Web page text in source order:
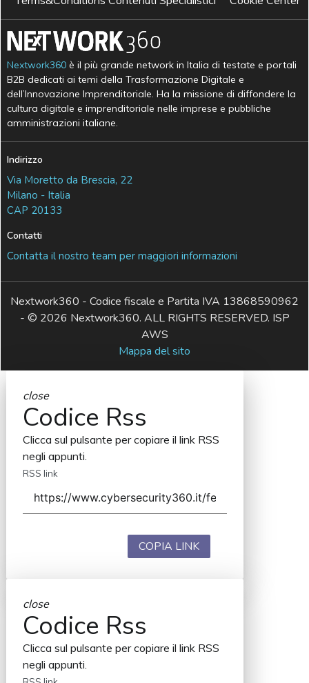
Nextwork360 è il più grande network in Italia di testate e portali
B2B dedicati ai temi della Trasformazione Digitale e
dell’Innovazione Imprenditoriale. Ha la missione di diffondere la
cultura digitale e imprenditoriale nelle imprese e pubbliche
amministrazioni italiane.
Indirizzo
Via Moretto da Brescia, 22
Milano - Italia
CAP 20133
Contatti
Contatta il nostro team per maggiori informazioni
Nextwork360 - Codice fiscale e Partita IVA 13868590962
- © 2026 Nextwork360. ALL RIGHTS RESERVED. ISP
AWS
Mappa del sito
close
Codice Rss
Clicca sul pulsante per copiare il link RSS
negli appunti.
RSS link
COPIA LINK
close
Codice Rss
Clicca sul pulsante per copiare il link RSS
negli appunti.